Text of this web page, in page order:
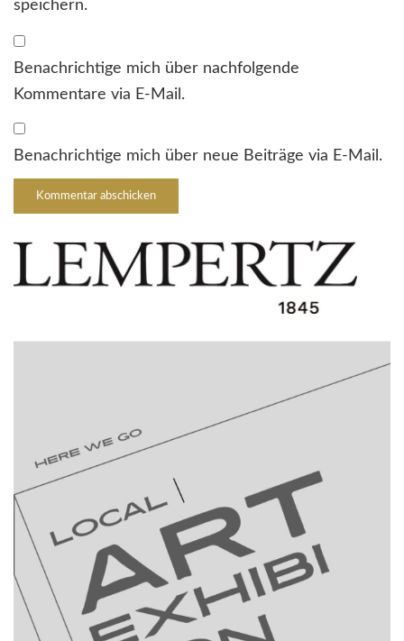
speichern.
Benachrichtige mich über nachfolgende
Kommentare via E-Mail.
Benachrichtige mich über neue Beiträge via E-Mail.